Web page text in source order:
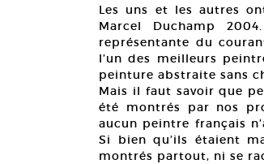
Les uns et les autres
Marcel Duchamp
représentante du
l’un des meilleurs
peinture abstraite sans
Mais il faut savoir que
été montrés par nos
aucun peintre français
Si bien qu’ils étaient
montrés partout, ni se